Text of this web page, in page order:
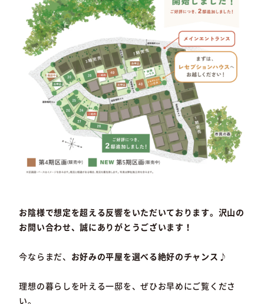
お陰様で想定を超える反響をいただいております。沢山の
お問い合わせ、誠にありがとうございます！
今ならまだ、 お好みの平屋を選べる絶好のチャンス♪
理想の暮らしを叶える一邸を、ぜひお早めにご覧くださ
い。